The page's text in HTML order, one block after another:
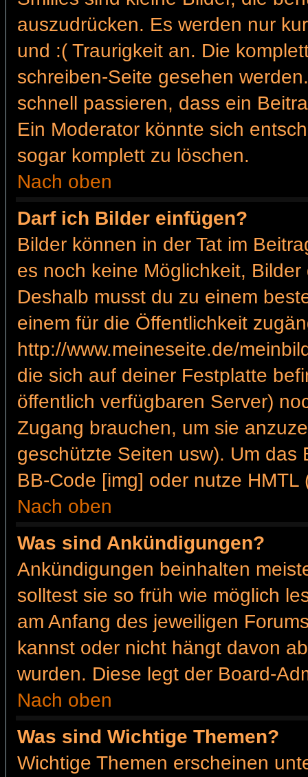
auszudrücken. Es werden nur
und :( Traurigkeit an. Die
schreiben-Seite gesehen
schnell passieren, dass ein
Ein Moderator könnte sich
sogar komplett zu löschen.
Nach oben
Darf ich Bilder einfügen?
Bilder können in der Tat im
es noch keine Möglichkeit,
Deshalb musst du zu einem
einem für die Öffentlichkeit
http://www.meineseite.de/
die sich auf deiner Festplatte
öffentlich verfügbaren Server)
Zugang brauchen, um sie
geschützte Seiten usw). Um
BB-Code [img] oder nutze HMTL
Nach oben
Was sind Ankündigungen?
Ankündigungen beinhalten
solltest sie so früh wie möglich
am Anfang des jeweiligen
kannst oder nicht hängt davon
wurden. Diese legt der Board-
Nach oben
Was sind Wichtige Themen?
Wichtige Themen erscheinen